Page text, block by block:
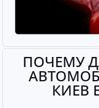
ПОЧЕМУ
КИЕВ